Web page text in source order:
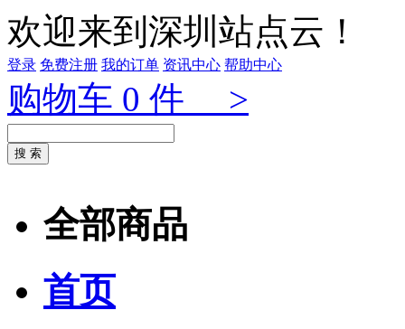
欢迎来到深圳站点云！
登录 免费注册 我的订单 资讯中心 帮助中心
购物车 0 件 >
全部商品
首页